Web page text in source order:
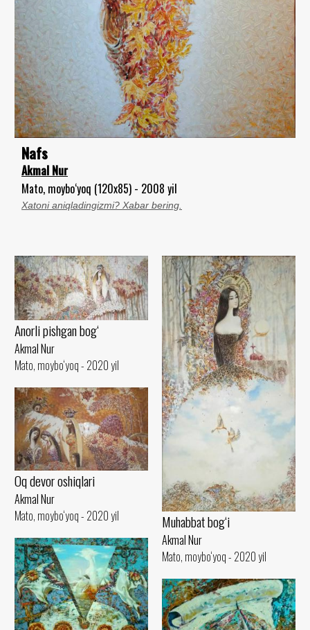
Nafs
Akmal Nur
Mato, moybo‘yoq (120x85) - 2008 yil
Xatoni aniqladingizmi? Xabar bering.
Anorli pishgan bog‘
Akmal Nur
Mato, moybo‘yoq - 2020 yil
Muhabbat bog‘i
Akmal Nur
Mato, moybo‘yoq - 2020 yil
Oq devor oshiqlari
Akmal Nur
Mato, moybo‘yoq - 2020 yil